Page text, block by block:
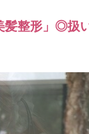
髪整形」◎扱